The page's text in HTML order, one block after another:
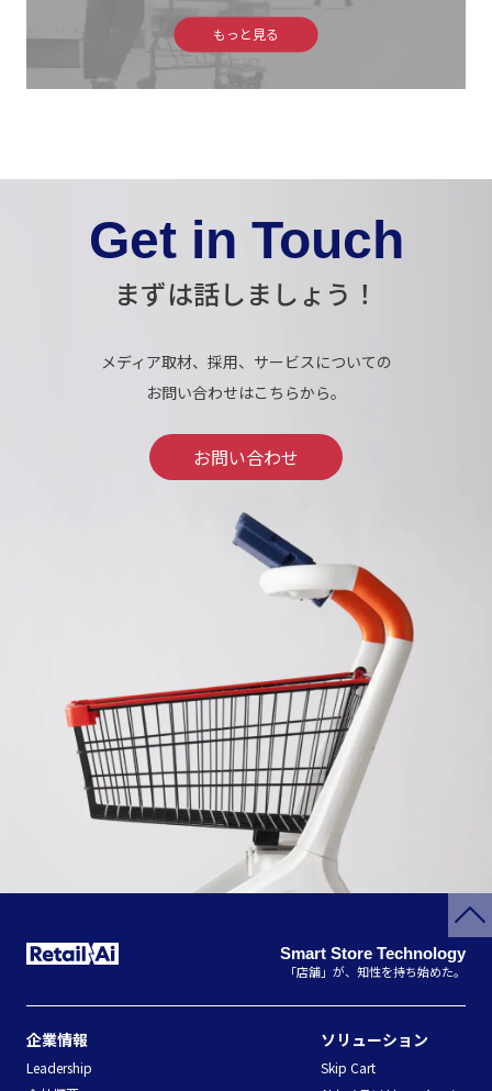
もっと見る
Get in Touch
まずは話しましょう！
メディア取材、採用、サービスについての
お問い合わせはこちらから。
お問い合わせ
Smart Store Technology
「店舗」が、知性を持ち始めた。
企業情報
Leadership
ソリューション
Skip Cart